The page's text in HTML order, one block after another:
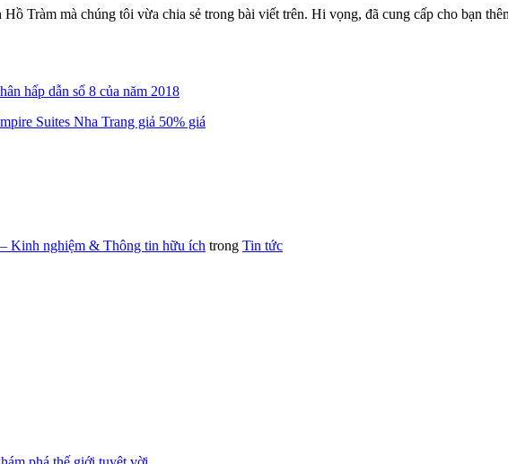
Tràm mà chúng tôi vừa chia sẻ trong bài viết trên. Hi vọng, đã cung cấp cho bạn
hấp dẫn số 8 của năm 2018
Suites Nha Trang giả 50% giá
Kinh nghiệm & Thông tin hữu ích trong Tin tức